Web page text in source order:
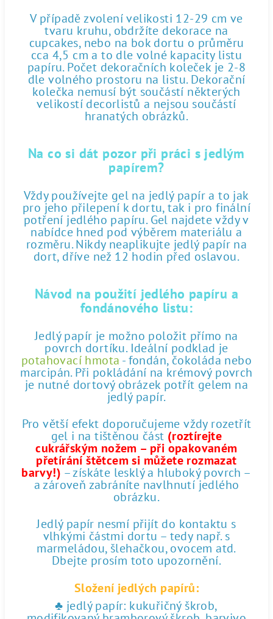
V případě zvolení velikosti 12-29 cm ve
tvaru kruhu, obdržíte dekorace na
cupcakes, nebo na bok dortu o průměru
cca 4,5 cm a to dle volné kapacity listu
papíru. Počet dekoračních koleček je 2-8
dle volného prostoru na listu. Dekorační
kolečka nemusí být součástí některých
velikostí decorlistů a nejsou součástí
hranatých obrázků.
Na co si dát pozor při práci s jedlým
papírem?
Vždy používejte gel na jedlý papír a to jak
pro jeho přilepení k dortu, tak i pro finální
potření jedlého papíru. Gel najdete vždy v
nabídce hned pod výběrem materiálu a
rozměru. Nikdy neaplikujte jedlý papír na
dort, dříve než 12 hodin před oslavou.
Návod na použití jedlého papíru a
fondánového listu:
Jedlý papír je možno položit přímo na
povrch dortíku. Ideální podklad je
potahovací hmota - fondán, čokoláda nebo
marcipán. Při pokládání na krémový povrch
je nutné dortový obrázek potřít gelem na
jedlý papír.
Pro větší efekt doporučujeme vždy rozetřít
gel i na tištěnou část (roztírejte
cukrářským nožem – při opakovaném
přetírání štětcem si můžete rozmazat
barvy!) – získáte lesklý a hluboký povrch –
a zároveň zabráníte navlhnutí jedlého
obrázku.
Jedlý papír nesmí přijít do kontaktu s
vlhkými částmi dortu – tedy např. s
marmeládou, šlehačkou, ovocem atd.
Dbejte prosím toto upozornění.
Složení jedlých papírů:
♣ jedlý papír: kukuřičný škrob,